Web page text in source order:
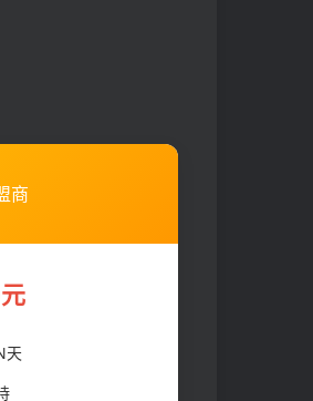
商
天